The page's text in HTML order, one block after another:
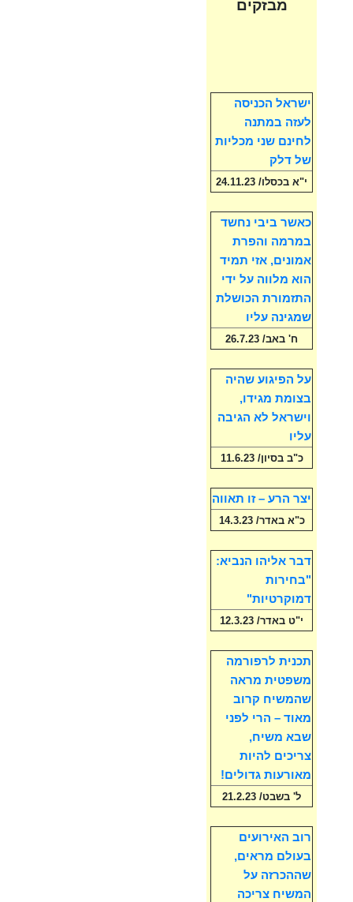
מבזקים
ישראל הכניסה
לעזה במתנה
לחינם שני מכליות
של דלק
י"א בכסלו/ 24.11.23
כאשר ביבי נחשד
במרמה והפרת
אמונים, אזי תמיד
הוא מלווה על ידי
התזמורת הכושלת
שמגינה עליו
ח' באב/ 26.7.23
על הפיגוע שהיה
בצומת מגידו,
וישראל לא הגיבה
עליו
כ"ב בסיון/ 11.6.23
יצר הרע – זו תאווה
כ"א באדר/ 14.3.23
דבר אליהו הנביא:
"בחירות
דמוקרטיות"
י"ט באדר/ 12.3.23
תכנית לרפורמה
משפטית מראה
שהמשיח קרוב
מאוד – הרי לפני
שבא משיח,
צריכים להיות
מאורעות גדולים!
ל' בשבט/ 21.2.23
רוב האירועים
בעולם מראים,
שההכרזה על
המשיח צריכה